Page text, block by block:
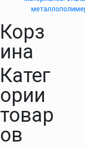
Корз
ина
Катег
ории
товар
ов